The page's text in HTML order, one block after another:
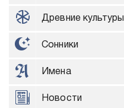
Древние культуры
Сонники
Имена
Новости